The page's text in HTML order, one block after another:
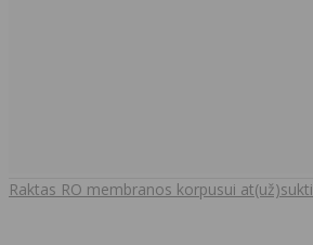
Raktas RO membranos korpusui at(už)sukti